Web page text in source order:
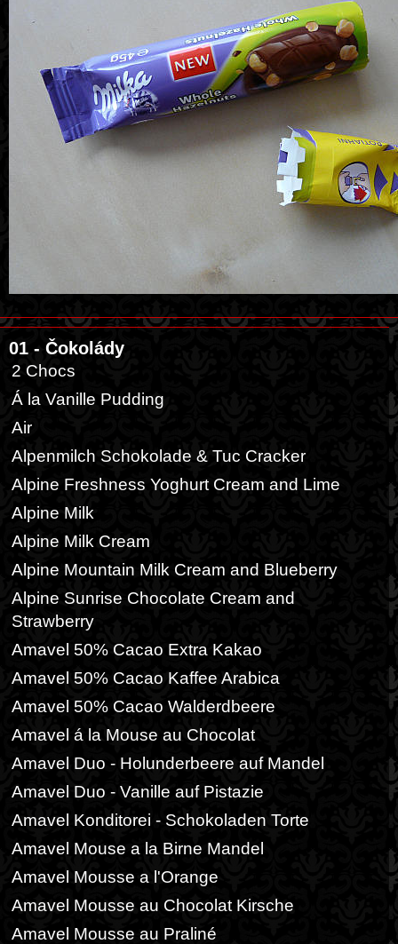
01 - Čokolády
2 Chocs
Á la Vanille Pudding
Air
Alpenmilch Schokolade & Tuc Cracker
Alpine Freshness Yoghurt Cream and Lime
Alpine Milk
Alpine Milk Cream
Alpine Mountain Milk Cream and Blueberry
Alpine Sunrise Chocolate Cream and
Strawberry
Amavel 50% Cacao Extra Kakao
Amavel 50% Cacao Kaffee Arabica
Amavel 50% Cacao Walderdbeere
Amavel á la Mouse au Chocolat
Amavel Duo - Holunderbeere auf Mandel
Amavel Duo - Vanille auf Pistazie
Amavel Konditorei - Schokoladen Torte
Amavel Mouse a la Birne Mandel
Amavel Mousse a l'Orange
Amavel Mousse au Chocolat Kirsche
Amavel Mousse au Praliné